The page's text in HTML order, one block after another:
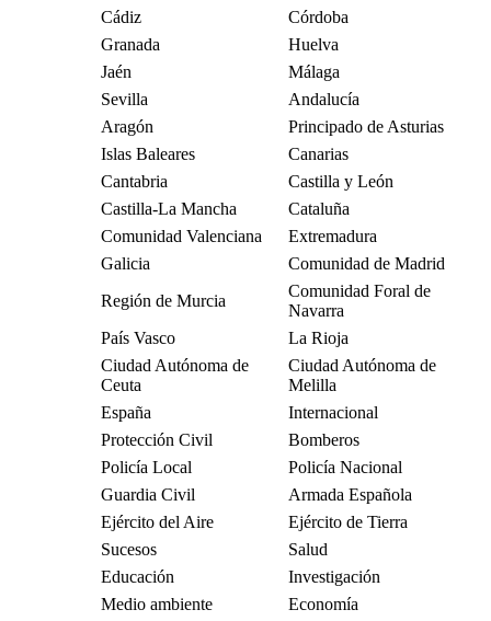
Cádiz
Córdoba
Granada
Huelva
Jaén
Málaga
Sevilla
Andalucía
Aragón
Principado de Asturias
Islas Baleares
Canarias
Cantabria
Castilla y León
Castilla-La Mancha
Cataluña
Comunidad Valenciana
Extremadura
Galicia
Comunidad de Madrid
Región de Murcia
Comunidad Foral de
Navarra
País Vasco
La Rioja
Ciudad Autónoma de
Ceuta
Ciudad Autónoma de
Melilla
España
Internacional
Protección Civil
Bomberos
Policía Local
Policía Nacional
Guardia Civil
Armada Española
Ejército del Aire
Ejército de Tierra
Sucesos
Salud
Educación
Investigación
Medio ambiente
Economía